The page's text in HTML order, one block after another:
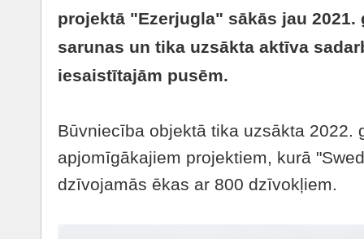
projektā "Ezerjugla" sākās jau
sarunas un tika uzsākta aktīva
iesaistītajām pusēm.
Būvniecība objektā tika uzsākta 2022.
apjomīgākajiem projektiem, kurā
dzīvojamās ēkas ar 800 dzīvokļiem.